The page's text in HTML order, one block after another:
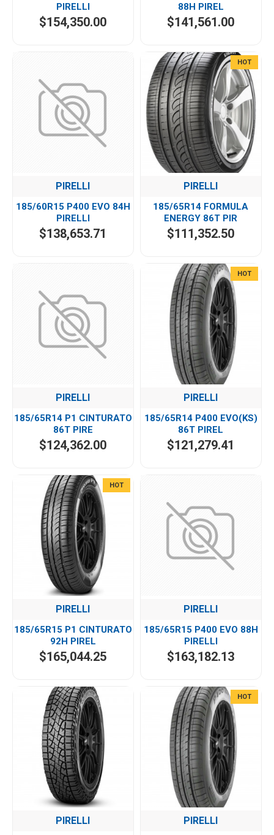
PIRELLI
$154,350.00
88H PIREL
$141,561.00
PIRELLI
185/60R15 P400 EVO 84H
PIRELLI
$138,653.71
HOT
PIRELLI
185/65R14 FORMULA
ENERGY 86T PIR
$111,352.50
PIRELLI
185/65R14 P1 CINTURATO
86T PIRE
$124,362.00
HOT
PIRELLI
185/65R14 P400 EVO(KS)
86T PIREL
$121,279.41
HOT
PIRELLI
185/65R15 P1 CINTURATO
92H PIREL
$165,044.25
PIRELLI
185/65R15 P400 EVO 88H
PIRELLI
$163,182.13
PIRELLI
HOT
PIRELLI